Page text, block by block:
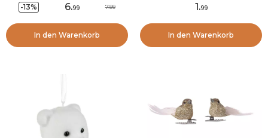
-13% 6.99 7.99
In den Warenkorb
1.99
In den Warenkorb